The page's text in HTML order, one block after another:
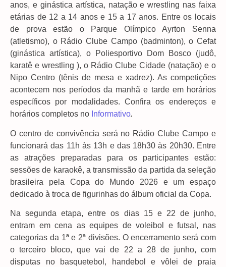
anos, e ginástica artística, natação e wrestling nas faixa
etárias de 12 a 14 anos e 15 a 17 anos. Entre os locais
de prova estão o Parque Olímpico Ayrton Senna
(atletismo), o Rádio Clube Campo (badminton), o Cefat
(ginástica artística), o Poliesportivo Dom Bosco (judô,
karatê e wrestling ), o Rádio Clube Cidade (natação) e o
Nipo Centro (tênis de mesa e xadrez). As competições
acontecem nos períodos da manhã e tarde em horários
específicos por modalidades. Confira os endereços e
horários completos no Informativo.
O centro de convivência será no Rádio Clube Campo e
funcionará das 11h às 13h e das 18h30 às 20h30. Entre
as atrações preparadas para os participantes estão:
sessões de karaokê, a transmissão da partida da seleção
brasileira pela Copa do Mundo 2026 e um espaço
dedicado à troca de figurinhas do álbum oficial da Copa.
Na segunda etapa, entre os dias 15 e 22 de junho,
entram em cena as equipes de voleibol e futsal, nas
categorias da 1ª e 2ª divisões. O encerramento será com
o terceiro bloco, que vai de 22 a 28 de junho, com
disputas no basquetebol, handebol e vôlei de praia